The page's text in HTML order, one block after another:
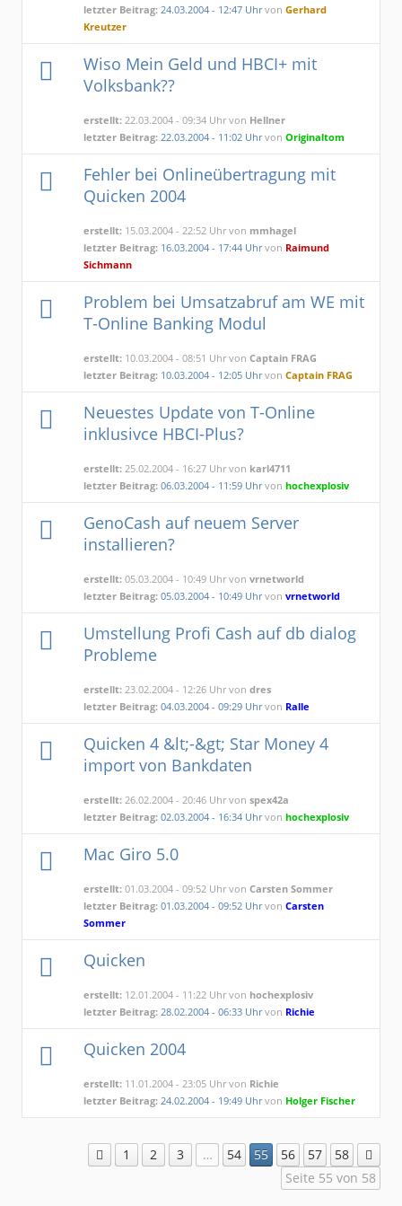
letzter Beitrag: 24.03.2004 - 12:47 UhrvonGerhard
Kreutzer
Wiso Mein Geld und HBCI+ mit
Volksbank??
erstellt: 22.03.2004 - 09:34 Uhr von Hellner
letzter Beitrag: 22.03.2004 - 11:02 UhrvonOriginaltom
Fehler bei Onlineübertragung mit
Quicken 2004
erstellt: 15.03.2004 - 22:52 Uhr von mmhagel
letzter Beitrag: 16.03.2004 - 17:44 Uhrvon Raimund
Sichmann
Problem bei Umsatzabruf am WE mit
T-Online Banking Modul
erstellt: 10.03.2004 - 08:51 Uhr vonCaptain FRAG
letzter Beitrag: 10.03.2004 - 12:05 UhrvonCaptain FRAG
Neuestes Update von T-Online
inklusivce HBCI-Plus?
erstellt: 25.02.2004 - 16:27 Uhr von karl4711
letzter Beitrag: 06.03.2004 - 11:59 Uhrvonhochexplosiv
GenoCash auf neuem Server
installieren?
erstellt: 05.03.2004 - 10:49 Uhr vonvrnetworld
letzter Beitrag: 05.03.2004 - 10:49 Uhrvonvrnetworld
Umstellung Profi Cash auf db dialog
Probleme
erstellt: 23.02.2004 - 12:26 Uhr vondres
letzter Beitrag: 04.03.2004 - 09:29 Uhrvon Ralle
Quicken 4 &lt;-&gt; Star Money 4
import von Bankdaten
erstellt: 26.02.2004 - 20:46 Uhr vonspex42a
letzter Beitrag: 02.03.2004 - 16:34 Uhrvonhochexplosiv
Mac Giro 5.0
erstellt: 01.03.2004 - 09:52 Uhr vonCarsten Sommer
letzter Beitrag: 01.03.2004 - 09:52 UhrvonCarsten
Sommer
Quicken
erstellt: 12.01.2004 - 11:22 Uhr von hochexplosiv
letzter Beitrag: 28.02.2004 - 06:33 Uhrvon Richie
Quicken 2004
erstellt: 11.01.2004 - 23:05 Uhr von Richie
letzter Beitrag: 24.02.2004 - 19:49 Uhrvon Holger Fischer
1 2 3 … 54 55 56 57
58
Seite 55 von 58